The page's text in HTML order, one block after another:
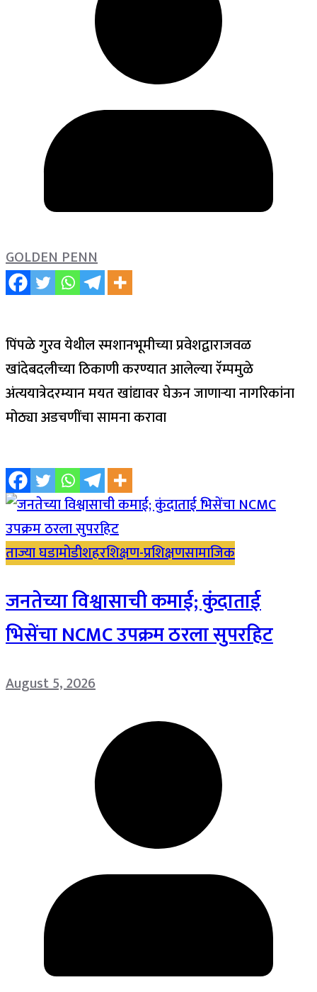
GOLDEN PENN
पिंपळे गुरव येथील स्मशानभूमीच्या प्रवेशद्वाराजवळ
खांदेबदलीच्या ठिकाणी करण्यात आलेल्या रॅम्पमुळे
अंत्ययात्रेदरम्यान मयत खांद्यावर घेऊन जाणाऱ्या नागरिकांना
मोठ्या अडचणींचा सामना करावा
ताज्या घडामोडीशहरशिक्षण-प्रशिक्षणसामाजिक
जनतेच्या विश्वासाची कमाई; कुंदाताई
भिसेंचा NCMC उपक्रम ठरला सुपरहिट
August 5, 2026